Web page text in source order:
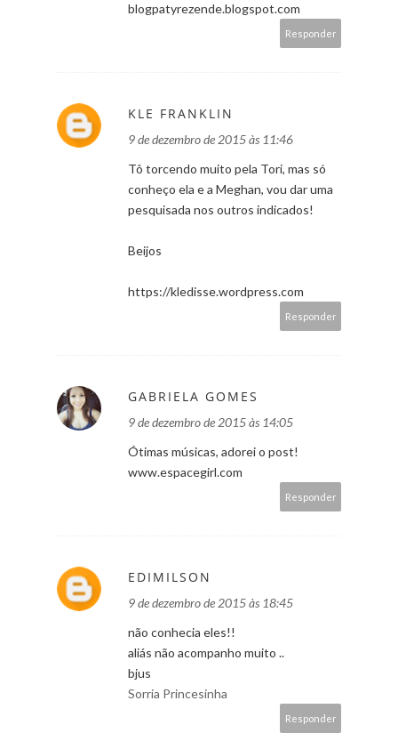
blogpatyrezende.blogspot.com
Responder
KLE FRANKLIN
9 de dezembro de 2015 às 11:46
Tô torcendo muito pela Tori, mas só
conheço ela e a Meghan, vou dar uma
pesquisada nos outros indicados!
Beijos
https://kledisse.wordpress.com
Responder
GABRIELA GOMES
9 de dezembro de 2015 às 14:05
Ótimas músicas, adorei o post!
www.espacegirl.com
Responder
EDIMILSON
9 de dezembro de 2015 às 18:45
não conhecia eles!!
aliás não acompanho muito ..
bjus
Sorria Princesinha
Responder